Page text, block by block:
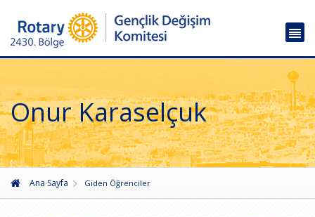
Onur Karaselçuk
Ana Sayfa Giden Öğrenciler